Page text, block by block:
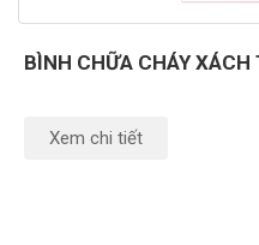
BÌNH CHỮA CHÁY XÁCH
Xem chi tiết